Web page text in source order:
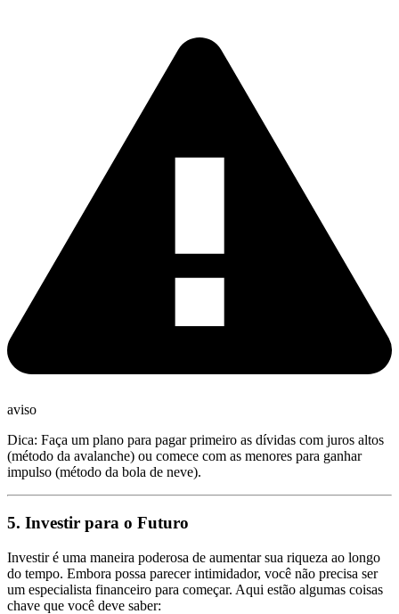
aviso
Dica: Faça um plano para pagar primeiro as dívidas com juros altos
(método da avalanche) ou comece com as menores para ganhar
impulso (método da bola de neve).
5. Investir para o Futuro
Investir é uma maneira poderosa de aumentar sua riqueza ao longo
do tempo. Embora possa parecer intimidador, você não precisa ser
um especialista financeiro para começar. Aqui estão algumas coisas
chave que você deve saber: